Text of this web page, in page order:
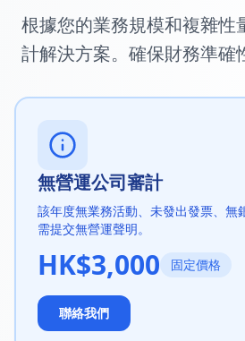
根據您的業務規模和複雜性
計解決方案。確保財務準確
無營運公司審計
該年度無業務活動、未發出發票、無
需提交無營運聲明。
HK$3,000 固定價格
聯絡我們